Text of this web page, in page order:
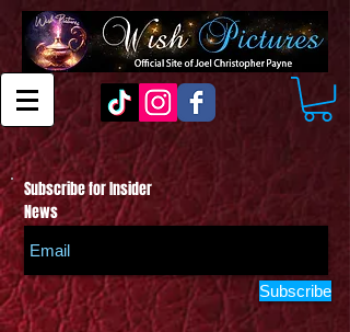
Subscribe for Insider
News
Subscribe